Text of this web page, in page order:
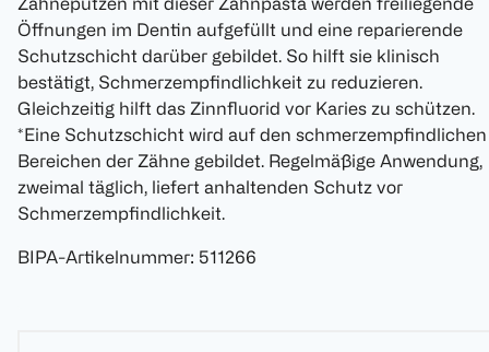
Öffnungen im Dentin aufgefüllt und eine reparierende
Schutzschicht darüber gebildet. So hilft sie klinisch
bestätigt, Schmerzempfindlichkeit zu reduzieren.
Gleichzeitig hilft das Zinnfluorid vor Karies zu schützen.
*Eine Schutzschicht wird auf den schmerzempfindlichen
Bereichen der Zähne gebildet. Regelmäßige Anwendung,
zweimal täglich, liefert anhaltenden Schutz vor
Schmerzempfindlichkeit.
BIPA-Artikelnummer: 511266